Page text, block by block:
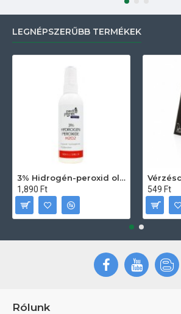
LEGNÉPSZERŰBB TERMÉKEK
3% Hidrogén-peroxid oldat (sebfertőtlenítő) 100ml
1,890 Ft
549 Ft
Rólunk